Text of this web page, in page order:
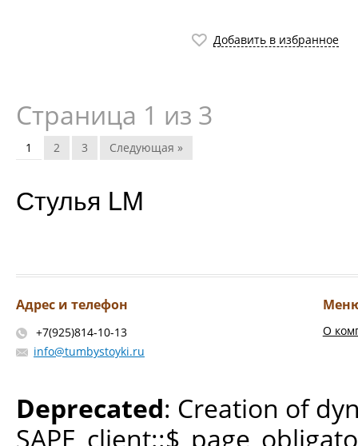
Добавить в избранное
Страница 1 из 3
1 2 3 Следующая »
Стулья LM
Адрес и телефон
+7(925)814-10-13
info@tumbystoyki.ru
О
Deprecated: Creation of